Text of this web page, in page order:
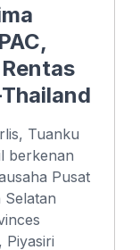
Tuanku
berkenan
Pusat
Selatan
Piyasiri